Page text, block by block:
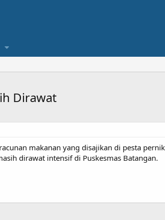
Dirawat
makanan yang disajikan di pesta
dirawat intensif di Puskesmas Batangan.